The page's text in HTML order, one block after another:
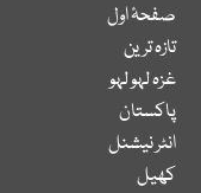
صفحۂ اول
تازہ ترین
غزہ لہو لہو
پاکستان
انٹر نیشنل
کھیل